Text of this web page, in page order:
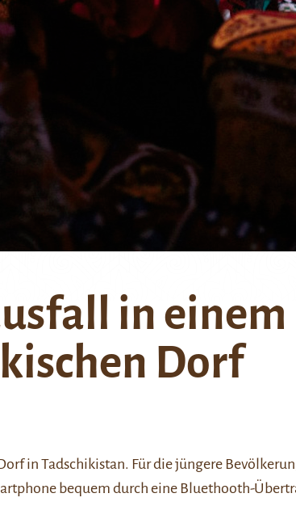
in einem
Dorf
in Tadschikistan. Für die jüngere
bequem durch eine Bluethooth-